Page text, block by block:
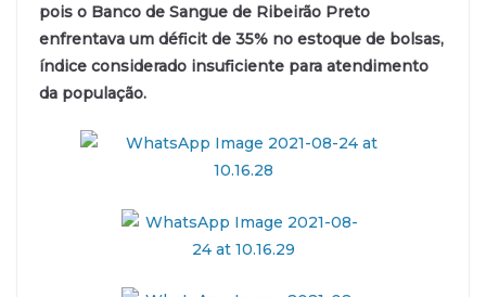
pois o Banco de Sangue de Ribeirão Preto
enfrentava um déficit de 35% no estoque de bolsas,
índice considerado insuficiente para atendimento
da população.